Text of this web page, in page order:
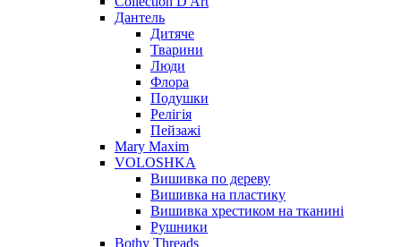
Дантель
Дитяче
Тварини
Люди
Флора
Подушки
Релігія
Пейзажі
Mary Maxim
VOLOSHKA
Вишивка по дереву
Вишивка на пластику
Вишивка хрестиком на тканині
Рушники
Bothy Threads